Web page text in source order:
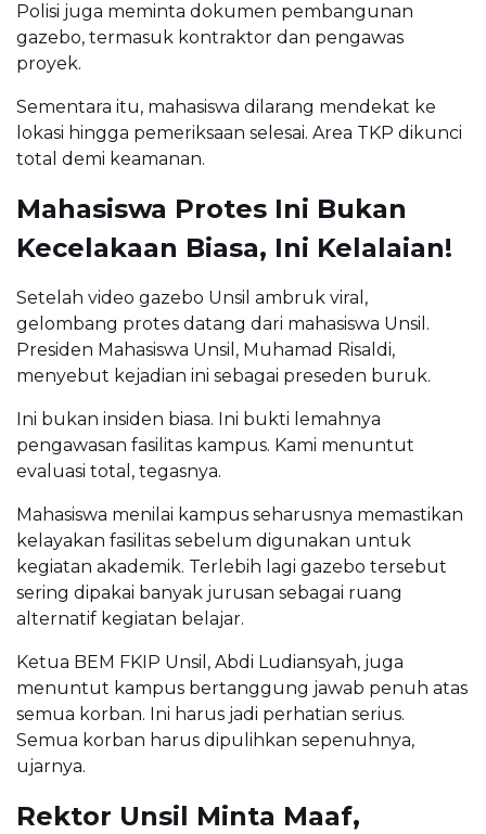
Polisi juga meminta dokumen pembangunan
gazebo, termasuk kontraktor dan pengawas
proyek.
Sementara itu, mahasiswa dilarang mendekat ke
lokasi hingga pemeriksaan selesai. Area TKP dikunci
total demi keamanan.
Mahasiswa Protes Ini Bukan
Kecelakaan Biasa, Ini Kelalaian!
Setelah video gazebo Unsil ambruk viral,
gelombang protes datang dari mahasiswa Unsil.
Presiden Mahasiswa Unsil, Muhamad Risaldi,
menyebut kejadian ini sebagai preseden buruk.
Ini bukan insiden biasa. Ini bukti lemahnya
pengawasan fasilitas kampus. Kami menuntut
evaluasi total, tegasnya.
Mahasiswa menilai kampus seharusnya memastikan
kelayakan fasilitas sebelum digunakan untuk
kegiatan akademik. Terlebih lagi gazebo tersebut
sering dipakai banyak jurusan sebagai ruang
alternatif kegiatan belajar.
Ketua BEM FKIP Unsil, Abdi Ludiansyah, juga
menuntut kampus bertanggung jawab penuh atas
semua korban. Ini harus jadi perhatian serius.
Semua korban harus dipulihkan sepenuhnya,
ujarnya.
Rektor Unsil Minta Maaf,